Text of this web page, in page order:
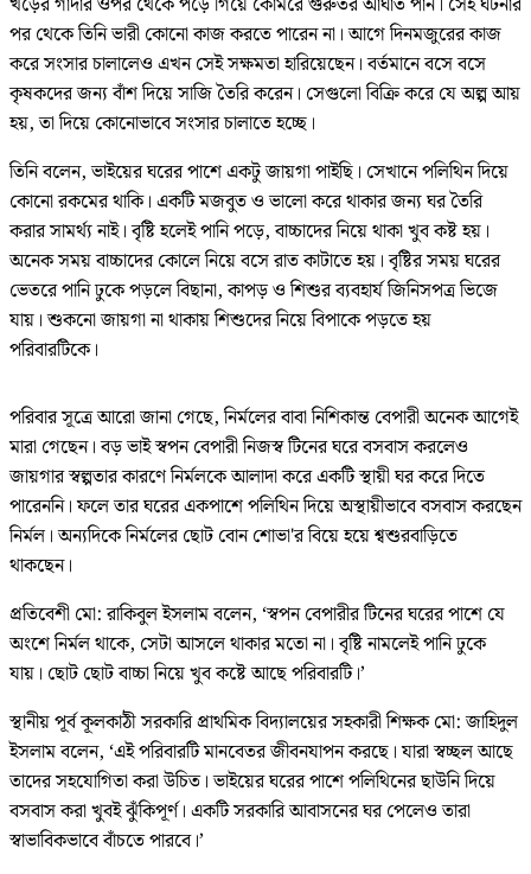
পর থেকে তিনি ভারী কোনো কাজ করতে পারেন না। আগে দিনমজুরের কাজ
করে সংসার চালালেও এখন সেই সক্ষমতা হারিয়েছেন। বর্তমানে বসে বসে
কৃষকদের জন্য বাঁশ দিয়ে সাজি তৈরি করেন। সেগুলো বিক্রি করে যে অল্প আয়
হয়, তা দিয়ে কোনোভাবে সংসার চালাতে হচ্ছে।
তিনি বলেন, ভাইয়ের ঘরের পাশে একটু জায়গা পাইছি। সেখানে পলিথিন দিয়ে
কোনো রকমের থাকি। একটি মজবুত ও ভালো করে থাকার জন্য ঘর তৈরি
করার সামর্থ্য নাই। বৃষ্টি হলেই পানি পড়ে, বাচ্চাদের নিয়ে থাকা খুব কষ্ট হয়।
অনেক সময় বাচ্চাদের কোলে নিয়ে বসে রাত কাটাতে হয়। বৃষ্টির সময় ঘরের
ভেতরে পানি ঢুকে পড়লে বিছানা, কাপড় ও শিশুর ব্যবহার্য জিনিসপত্র ভিজে
যায়। শুকনো জায়গা না থাকায় শিশুদের নিয়ে বিপাকে পড়তে হয়
পরিবারটিকে।
পরিবার সূত্রে আরো জানা গেছে, নির্মলের বাবা নিশিকান্ত বেপারী অনেক আগেই
মারা গেছেন। বড় ভাই স্বপন বেপারী নিজস্ব টিনের ঘরে বসবাস করলেও
জায়গার স্বল্পতার কারণে নির্মলকে আলাদা করে একটি স্থায়ী ঘর করে দিতে
পারেননি। ফলে তার ঘরের একপাশে পলিথিন দিয়ে অস্থায়ীভাবে বসবাস করছেন
নির্মল। অন্যদিকে নির্মলের ছোট বোন শোভা'র বিয়ে হয়ে শ্বশুরবাড়িতে
থাকছেন।
‎প্রতিবেশী মো: রাকিবুল ইসলাম বলেন, ‘স্বপন বেপারীর টিনের ঘরের পাশে যে
অংশে নির্মল থাকে, সেটা আসলে থাকার মতো না। বৃষ্টি নামলেই পানি ঢুকে
যায়। ছোট ছোট বাচ্চা নিয়ে খুব কষ্টে আছে পরিবারটি।’
স্থানীয় পূর্ব কূলকাঠী সরকারি প্রাথমিক বিদ্যালয়ের সহকারী শিক্ষক মো: জাহিদুল
ইসলাম বলেন, ‘এই পরিবারটি মানবেতর জীবনযাপন করছে। যারা স্বচ্ছল আছে
তাদের সহযোগিতা করা উচিত। ভাইয়ের ঘরের পাশে পলিথিনের ছাউনি দিয়ে
বসবাস করা খুবই ঝুঁকিপূর্ণ। একটি সরকারি আবাসনের ঘর পেলেও তারা
স্বাভাবিকভাবে বাঁচতে পারবে।’